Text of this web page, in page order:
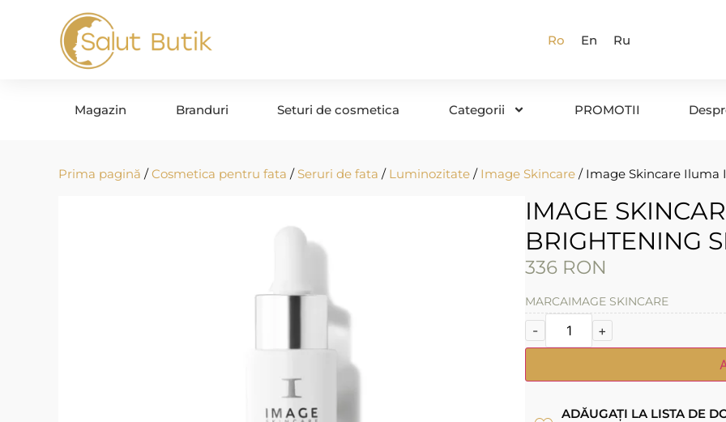
Ro En Ru
Magazin Branduri Seturi de cosmetica Categorii PROMOTII
Prima pagină /Cosmetica pentru fata / Seruri de fata / Luminozitate / Image Skincare / Image Skincare Iluma
IMAGE
BRIGHTENING
336 RON
MARCAIMAGE SKINCARE
- +
ADĂUGAȚI LA LISTA DE